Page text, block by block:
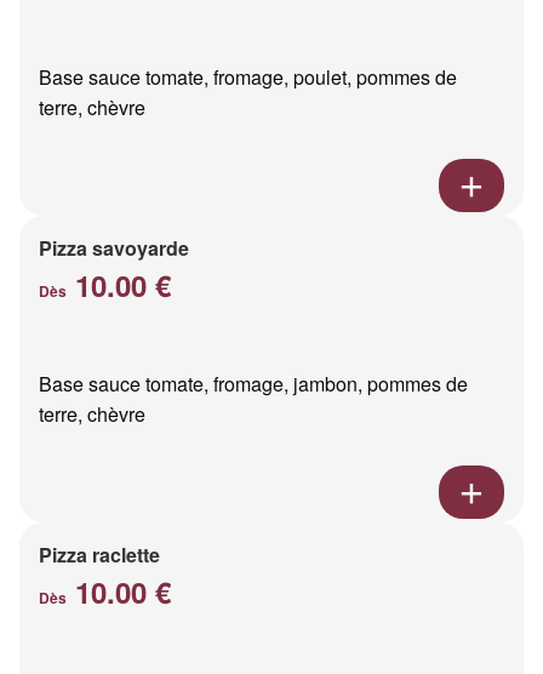
Base sauce tomate, fromage, poulet, pommes de
terre, chèvre
Pizza savoyarde
Dès 10.00 €
Base sauce tomate, fromage, jambon, pommes de
terre, chèvre
Pizza raclette
Dès 10.00 €